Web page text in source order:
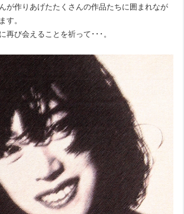
が作りあげたたくさんの作品たちに囲まれなが
す。
再び会えることを祈って･･･。